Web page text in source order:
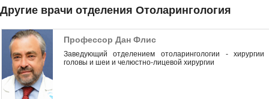
Другие врачи отделения Отоларингология
Профессор Дан Флис
Заведующий отделением отоларингологии - хирургии
головы и шеи и челюстно-лицевой хирургии